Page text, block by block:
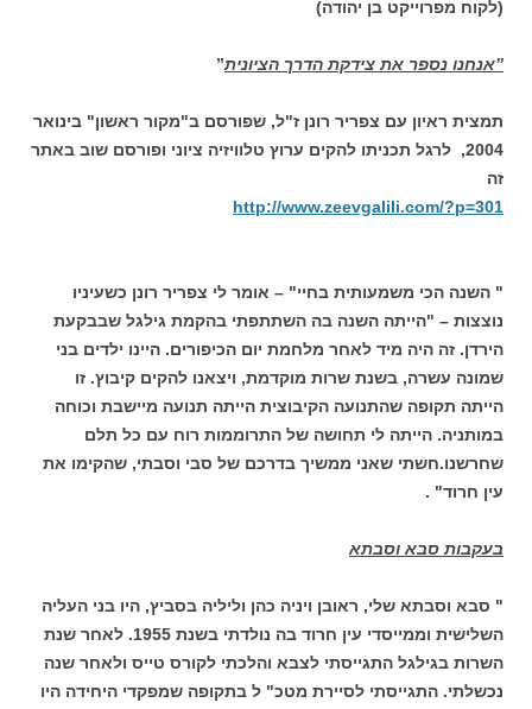
(לקוח מפרוייקט בן יהודה)
”אנחנו נספר את צידקת הדרך הציונית”
תמצית ראיון עם צפריר רונן ז"ל, שפורסם ב"מקור ראשון" בינואר
2004, לרגל תכניתו להקים ערוץ טלוויזיה ציוני ופורסם שוב באתר
זה
http://www.zeevgalili.com/?p=301
" השנה הכי משמעותית בחיי" – אומר לי צפריר רונן כשעיניו
נוצצות – "הייתה השנה בה השתתפתי בהקמת גילגל שבבקעת
הירדן. זה היה מיד לאחר מלחמת יום הכיפורים. היינו ילדים בני
שמונה עשרה, בשנת שרות מוקדמת, ויצאנו להקים קיבוץ. זו
הייתה תקופה שהתנועה הקיבוצית הייתה תנועה מיישבת וכוחה
במותניה. הייתה לי תחושה של התרוממות רוח עם כל תלם
שחרשנו.חשתי שאני ממשיך בדרכם של סבי וסבתי, שהקימו את
עין חרוד" .
בעקבות סבא וסבתא
" סבא וסבתא שלי, ראובן ויניה כהן וליליה בסביץ, היו בני העליה
השלישית וממייסדי עין חרוד בה נולדתי בשנת 1955. לאחר שנת
השרות בגילגל התגייסתי לצבא והלכתי לקורס טייס ולאחר שנה
נכשלתי. התגייסתי לסיירת מטכ" ל בתקופה שמפקדי היחידה היו